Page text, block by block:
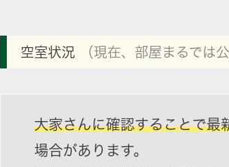
空室状況 （現在、部屋まるでは
大家さんに確認することで最
場合があります。